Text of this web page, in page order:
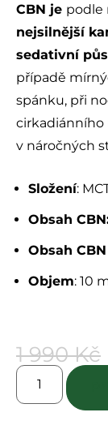
z
CBN je podle
nejsilnější
sedativní
případě
spánku, při
cirkadiánního
v náročných
Složení:
Obsah
Obsah
Objem: 10
1 990Kč